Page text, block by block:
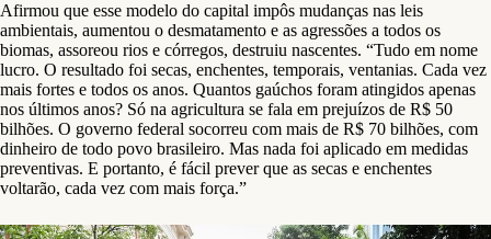
Afirmou que esse modelo do capital impôs mudanças nas leis
ambientais, aumentou o desmatamento e as agressões a todos os
biomas, assoreou rios e córregos, destruiu nascentes. “Tudo em nome
lucro. O resultado foi secas, enchentes, temporais, ventanias. Cada vez
mais fortes e todos os anos. Quantos gaúchos foram atingidos apenas
nos últimos anos? Só na agricultura se fala em prejuízos de R$ 50
bilhões. O governo federal socorreu com mais de R$ 70 bilhões, com
dinheiro de todo povo brasileiro. Mas nada foi aplicado em medidas
preventivas. E portanto, é fácil prever que as secas e enchentes
voltarão, cada vez com mais força.”